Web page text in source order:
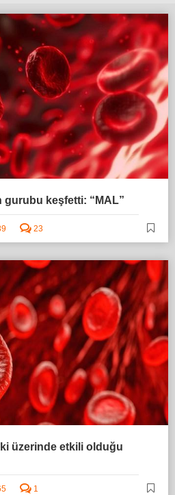
gurubu keşfetti: “MAL”
23
üzerinde etkili olduğu
1